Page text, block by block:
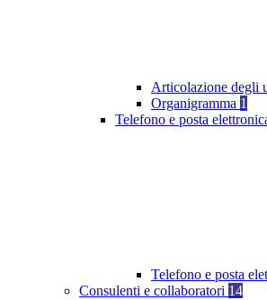
Articolazione degli
Organigramma 1
Telefono e posta
Telefono e posta
Consulenti e collaboratori 14